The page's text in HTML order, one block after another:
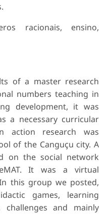
racionais, ensino,
of a master research
numbers teaching in
development, it was
a necessary curricular
action research was
of the Canguçu city. A
on the social network
It was a virtual
this group we posted,
games, learning
challenges and mainly